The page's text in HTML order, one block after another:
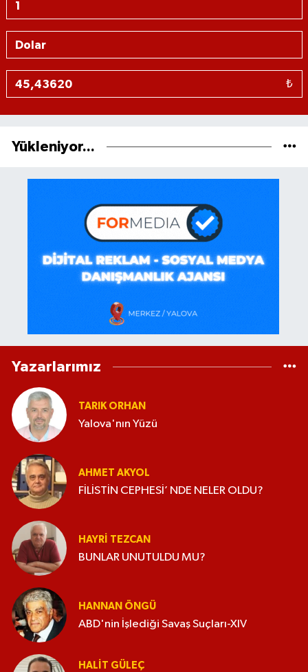
₺
Yükleniyor...
Yazarlarımız
TARIK ORHAN
Yalova'nın Yüzü
AHMET AKYOL
FİLİSTİN CEPHESİ’ NDE NELER OLDU?
HAYRI TEZCAN
BUNLAR UNUTULDU MU?
HANNAN ÖNGÜ
ABD'nin İşlediği Savaş Suçları-XIV
HALIT GÜLEÇ